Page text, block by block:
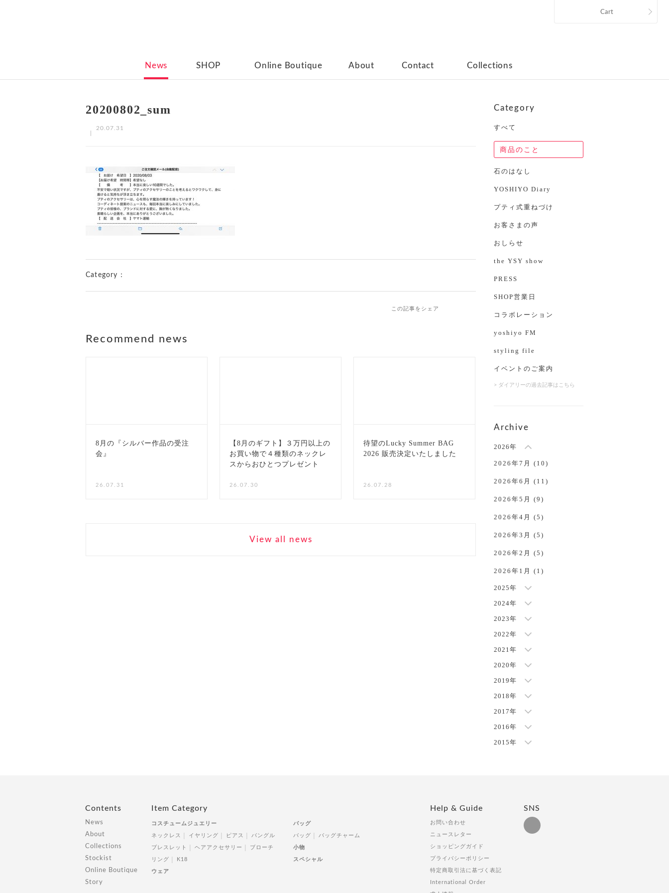
News SHOP Online Boutique About Contact Collections
Cart
20200802_sum
20.07.31
Category：
この記事をシェア
Recommend news
8月の『シルバー作品の受注
会』
26.07.31
【8月のギフト】３万円以上の
お買い物で４種類のネックレ
スからおひとつプレゼント
26.07.30
待望のLucky Summer BAG
2026 販売決定いたしました
26.07.28
View all news
Category
すべて
商品のこと
石のはなし
YOSHIYO Diary
プティ式重ねづけ
お客さまの声
おしらせ
the YSY show
PRESS
SHOP営業日
コラボレーション
yoshiyo FM
styling file
イベントのご案内
> ダイアリーの過去記事はこちら
Archive
2026年
2026年7月 (10)
2026年6月 (11)
2026年5月 (9)
2026年4月 (5)
2026年3月 (5)
2026年2月 (5)
2026年1月 (1)
2025年
2024年
2023年
2022年
2021年
2020年
2019年
2018年
2017年
2016年
2015年
Contents
News
About
Collections
Stockist
Online Boutique
Story
Item Category
コスチュームジュエリー
ネックレス イヤリング ピアス バングル
ブレスレット ヘアアクセサリー ブローチ
リング K18
ウェア
バッグ
バッグ バッグチャーム
小物
スペシャル
Help & Guide
お問い合わせ
ニュースレター
ショッピングガイド
プライバシーポリシー
特定商取引法に基づく表記
International Order
SNS